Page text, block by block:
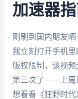
加速器
刚刷到国内朋友晒
我立刻打开手机里
版权限制，该视
第三次了——上周
想看看《狂野时